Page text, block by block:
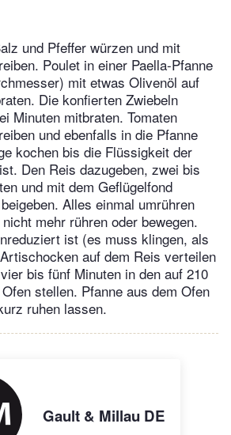
und Pfeffer würzen und mit
Poulet in einer Paella-Pfanne
mit etwas Olivenöl auf
Die konfierten Zwiebeln
Minuten mitbraten. Tomaten
und ebenfalls in die Pfanne
kochen bis die Flüssigkeit der
Den Reis dazugeben, zwei bis
und mit dem Geflügelfond
Alles einmal umrühren
mehr rühren oder bewegen.
ist (es muss klingen, als
auf dem Reis verteilen
bis fünf Minuten in den auf 210
stellen. Pfanne aus dem Ofen
ruhen lassen.
Gault & Millau DE